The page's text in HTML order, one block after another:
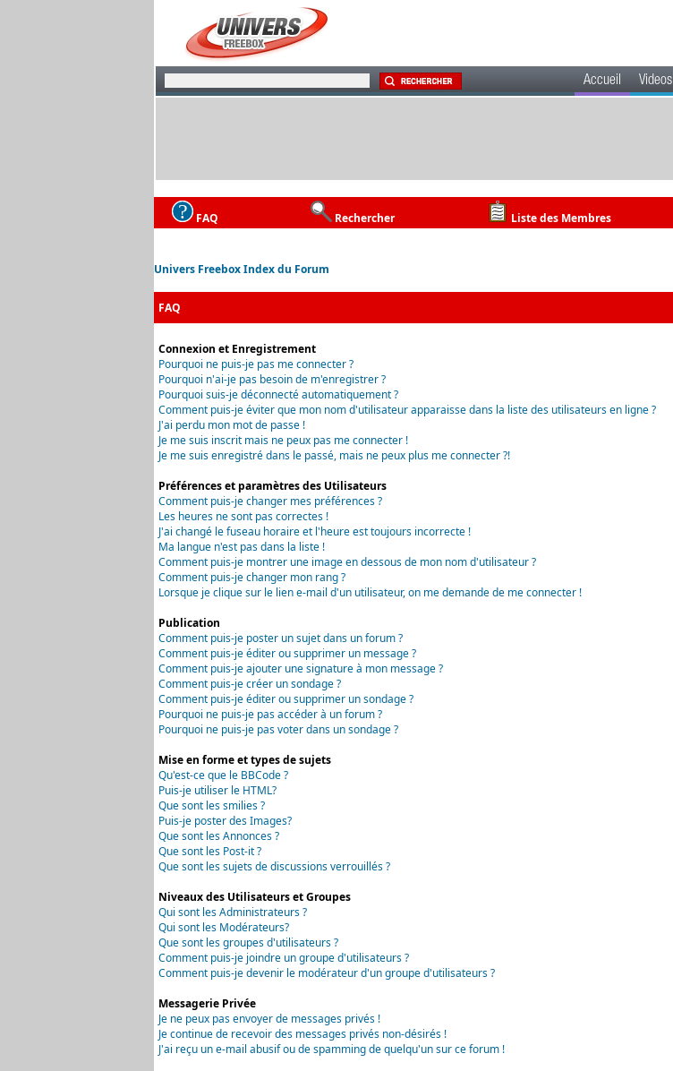
Accueil Videos
FAQ Rechercher Liste des Membres
Univers Freebox Index du Forum
FAQ
Connexion et Enregistrement
Pourquoi ne puis-je pas me connecter ?
Pourquoi n'ai-je pas besoin de m'enregistrer ?
Pourquoi suis-je déconnecté automatiquement ?
Comment puis-je éviter que mon nom d'utilisateur apparaisse dans la liste des utilisateurs en ligne ?
J'ai perdu mon mot de passe !
Je me suis inscrit mais ne peux pas me connecter !
Je me suis enregistré dans le passé, mais ne peux plus me connecter ?!
Préférences et paramètres des Utilisateurs
Comment puis-je changer mes préférences ?
Les heures ne sont pas correctes !
J'ai changé le fuseau horaire et l'heure est toujours incorrecte !
Ma langue n'est pas dans la liste !
Comment puis-je montrer une image en dessous de mon nom d'utilisateur ?
Comment puis-je changer mon rang ?
Lorsque je clique sur le lien e-mail d'un utilisateur, on me demande de me connecter !
Publication
Comment puis-je poster un sujet dans un forum ?
Comment puis-je éditer ou supprimer un message ?
Comment puis-je ajouter une signature à mon message ?
Comment puis-je créer un sondage ?
Comment puis-je éditer ou supprimer un sondage ?
Pourquoi ne puis-je pas accéder à un forum ?
Pourquoi ne puis-je pas voter dans un sondage ?
Mise en forme et types de sujets
Qu'est-ce que le BBCode ?
Puis-je utiliser le HTML?
Que sont les smilies ?
Puis-je poster des Images?
Que sont les Annonces ?
Que sont les Post-it ?
Que sont les sujets de discussions verrouillés ?
Niveaux des Utilisateurs et Groupes
Qui sont les Administrateurs ?
Qui sont les Modérateurs?
Que sont les groupes d'utilisateurs ?
Comment puis-je joindre un groupe d'utilisateurs ?
Comment puis-je devenir le modérateur d'un groupe d'utilisateurs ?
Messagerie Privée
Je ne peux pas envoyer de messages privés !
Je continue de recevoir des messages privés non-désirés !
J'ai reçu un e-mail abusif ou de spamming de quelqu'un sur ce forum !